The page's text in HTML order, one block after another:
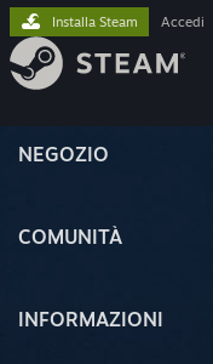
NEGOZIO
COMUNITÀ
INFORMAZIONI
Installa Steam Accedi